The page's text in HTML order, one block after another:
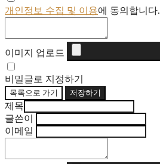
개인정보 수집 및 이용에 동의합니다.
이미지 업로드
비밀글로 지정하기
목록으로 가기 저장하기
제목
글쓴이
이메일